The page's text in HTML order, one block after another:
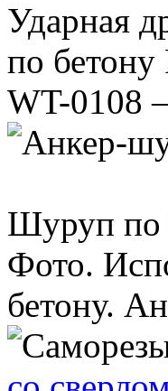
Ударная
по
WT-0108
Шуруп по
Фото.
бетону.